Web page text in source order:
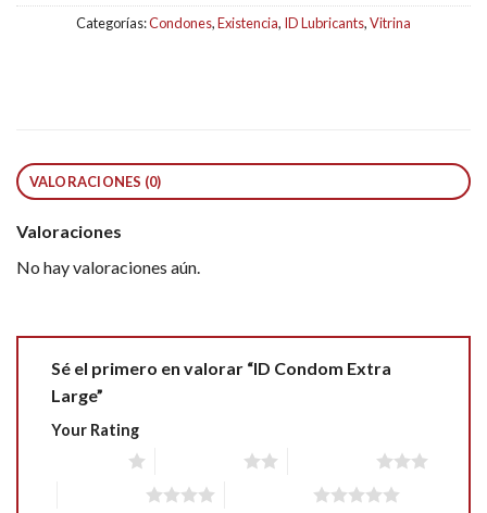
Categorías:Condones,Existencia, ID Lubricants,Vitrina
VALORACIONES (0)
Valoraciones
No hay valoraciones aún.
Sé el primero en valorar “ID Condom Extra
Large”
Your Rating